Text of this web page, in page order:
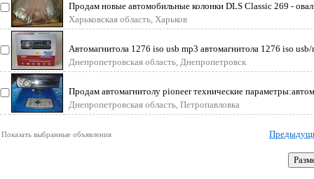
Продам новые автомобильные колонки DLS Classic 269 -
3-х полосная
Харьковская область, Харьков
Автомагнитола 1276 iso usb mp3 автомагнитола 1276 iso usb/
отличный ана
Днепропетровская область, Днепропетровск
Продам автомагнитолу pioneer технические
pioneer deh-p5900
Днепропетровская область, Петропавловка
Показать выбранные объявления